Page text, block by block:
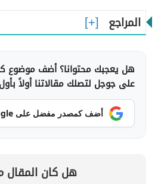
المراجع
هل يعجبك محتوانا؟ أضف موضوع
على جوجل لتصلك مقالاتنا أولاً
أضف كمصدر مفضل على Google
هل كان المقال